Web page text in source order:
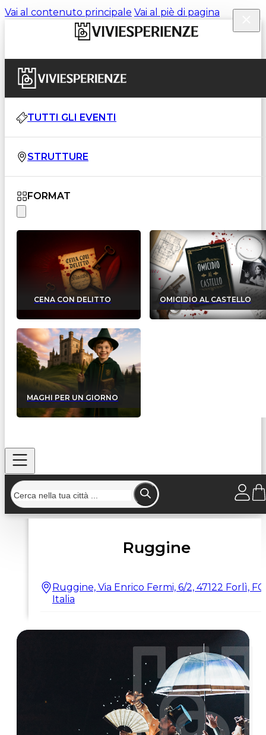
Vai al contenuto principale Vai al piè di pagina
TUTTI GLI EVENTI
STRUTTURE
FORMAT
CENA CON DELITTO OMICIDIO AL CASTELLO
MAGHI PER UN GIORNO
Home/Strutture/Ruggine
Ruggine
Ruggine, Via Enrico Fermi, 6/2, 47122 Forlì, FC,
Italia